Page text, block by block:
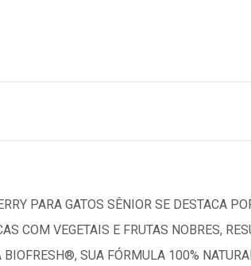
PARA GATOS SÊNIOR SE DESTACA
COM VEGETAIS E FRUTAS NOBRES,
SUA FÓRMULA 100%